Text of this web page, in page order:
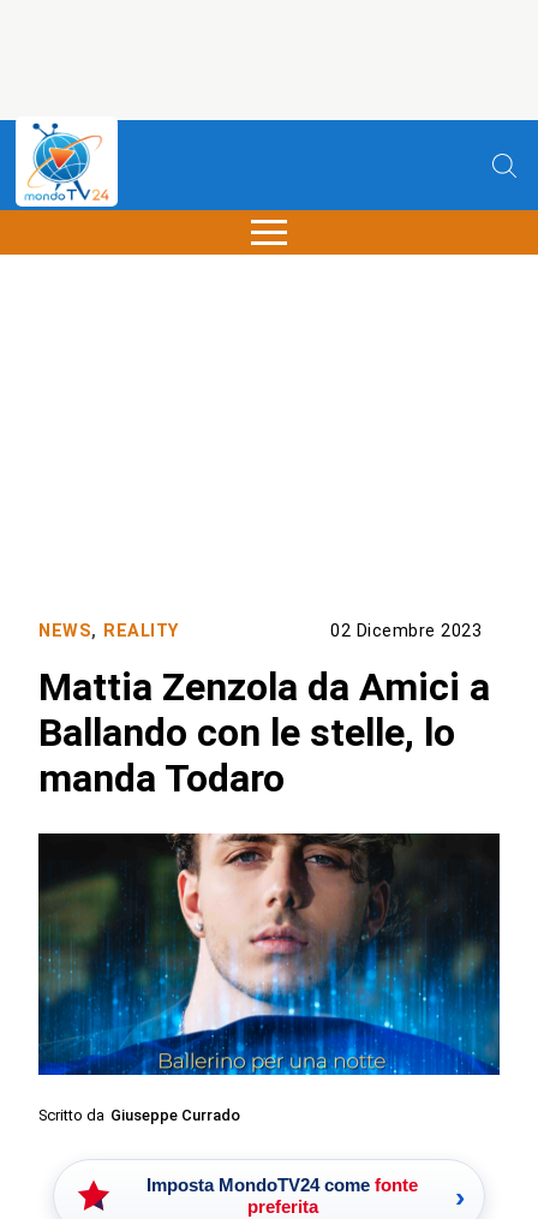
NEWS, REALITY 02 Dicembre 2023
Mattia Zenzola da Amici a
Ballando con le stelle, lo
manda Todaro
Scritto da Giuseppe Currado
Imposta MondoTV24 come fonte
preferita
›